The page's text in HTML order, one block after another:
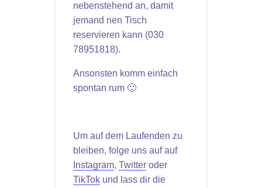
nebenstehend an, damit
jemand nen Tisch
reservieren kann (030
78951818).
Ansonsten komm einfach
spontan rum 🙂
Um auf dem Laufenden zu
bleiben, folge uns auf auf
Instagram, Twitteroder
TikTokund lass dir die